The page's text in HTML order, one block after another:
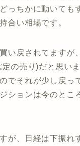
っちかに動いても
合い相場です。
い戻されてますが
の売り)だと思いま
でそれが少し戻っ
ションは今のとこ
が、日経は下振れ